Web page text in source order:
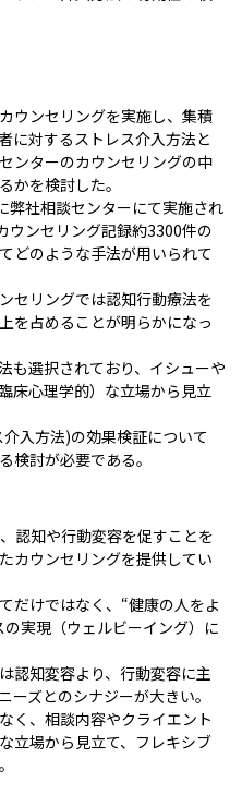
ウンセリングを実施し、集積
に対するストレス介入方法と
ンターのカウンセリングの中
かを検討した。
弊社相談センターにて実施され
ウンセリング記録約3300件の
どのような手法が用いられて
セリングでは認知行動療法を
を占めることが明らかになっ
も選択されており、イシューや
床心理学的）な立場から見立
入方法)の効果検証について
検討が必要である。
認知や行動変容を促すことを
カウンセリングを提供してい
だけではなく、“健康の人をよ
実現（ウェルビーイング）に
認知変容より、行動変容に主
ズとのシナジーが大きい。
く、相談内容やクライエント
立場から見立て、フレキシブ